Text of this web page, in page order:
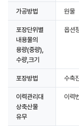
가공방법 원물
포장단위별
내용물의
용량(중량),
수량,크기
옵션
포장방법 수축
이력관리대
상축산물
유무
이력